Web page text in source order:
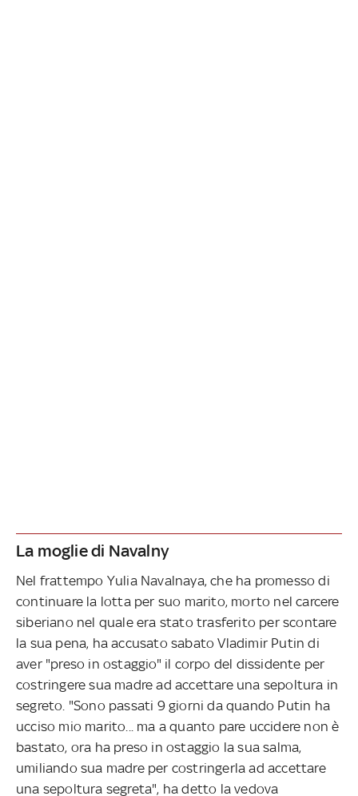
La moglie di Navalny
Nel frattempo Yulia Navalnaya, che ha promesso di
continuare la lotta per suo marito, morto nel carcere
siberiano nel quale era stato trasferito per scontare
la sua pena, ha accusato sabato Vladimir Putin di
aver "preso in ostaggio" il corpo del dissidente per
costringere sua madre ad accettare una sepoltura in
segreto. "Sono passati 9 giorni da quando Putin ha
ucciso mio marito... ma a quanto pare uccidere non è
bastato, ora ha preso in ostaggio la sua salma,
umiliando sua madre per costringerla ad accettare
una sepoltura segreta", ha detto la vedova